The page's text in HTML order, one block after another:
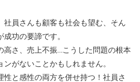
社員さんも顧客も社会も望む、そん
功の要諦です。
高さ、売上不振…こうした問題の根本
がないことかもしれません。
性と感性の両方を併せ持つ！社員さ